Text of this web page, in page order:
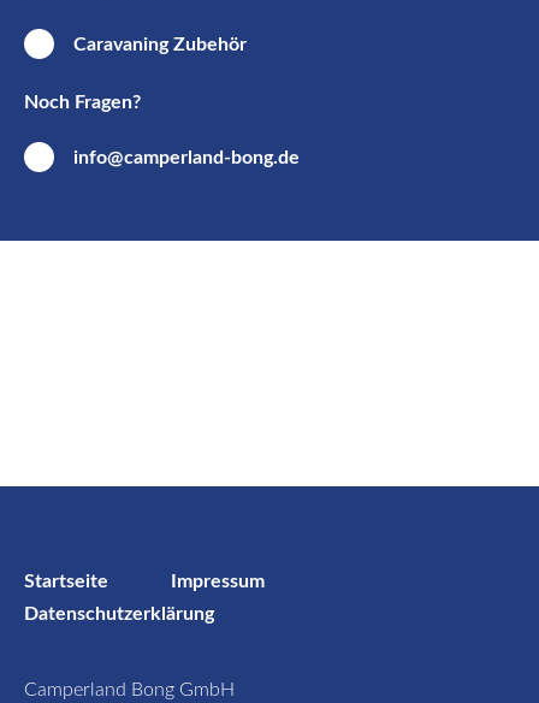
Caravaning Zubehör
Noch Fragen?
info@camperland-bong.de
Startseite
Impressum
Datenschutzerklärung
Camperland Bong GmbH